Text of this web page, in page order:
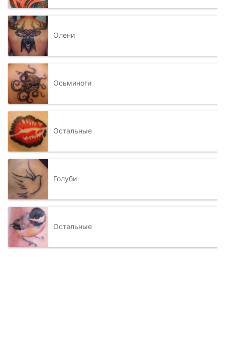
Олени
Осьминоги
Остальные
Голуби
Остальные